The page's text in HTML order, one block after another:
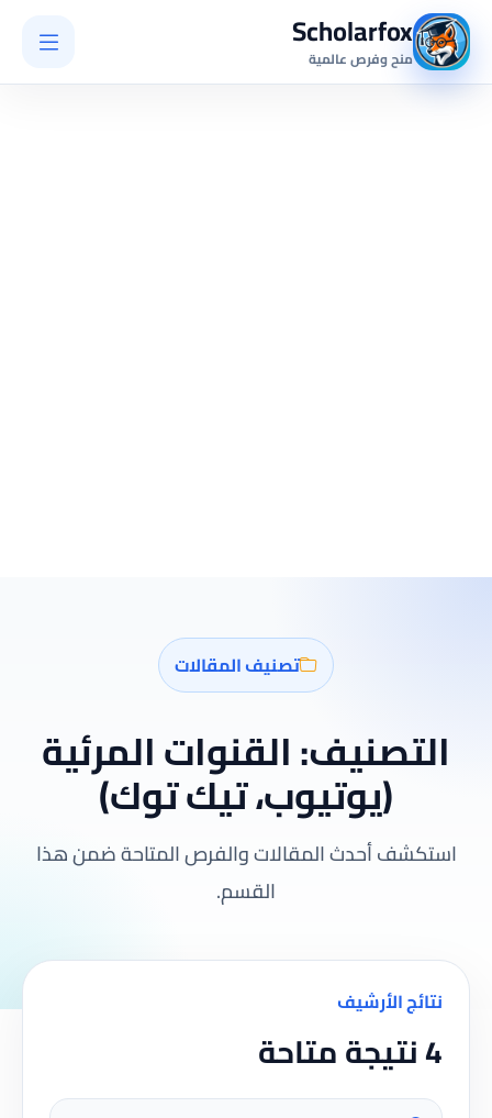
Scholarfox
منح وفرص عالمية
تصنيف المقالات
التصنيف:القنوات المرئية
(يوتيوب، تيك توك)
استكشف أحدث المقالات والفرص المتاحة ضمن هذا
القسم.
نتائج الأرشيف
4 نتيجة متاحة